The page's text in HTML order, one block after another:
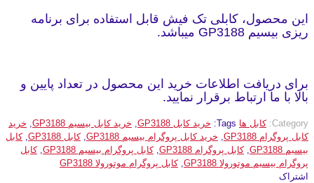
این محصول، کابلی تک فیش قابل استفاده برای برنامه
ریزی بیسیم GP3188 میباشد.
برای دریافت اطلاعات خرید این محصول در تعداد پایین و
بالا با ما ارتباط برقرار نمایید.
Category: کابل ها Tags: خرید کابل GP3188 , خرید کابل بیسیم GP3188 , خرید
کابل پروگرام GP3188
, خرید کابل پروگرام بیسیم GP3188 ,کابل GP3188 ,کابل
بیسیم GP3188
,کابل پروگرام GP3188 ,کابل پروگرام بیسیم GP3188 ,کابل
پروگرام بیسیم موتورولا GP3188
,کابل پروگرام موتورولا GP3188
اشتراک